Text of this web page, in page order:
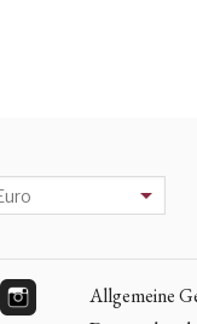
Allgemeine